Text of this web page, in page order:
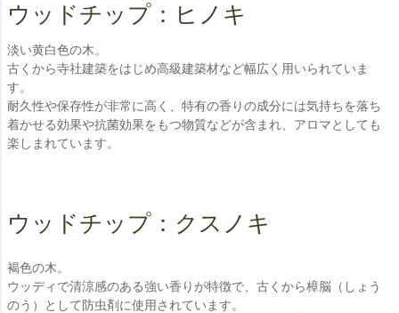
ウッドチップ：ヒノキ
淡い黄白色の木。
古くから寺社建築をはじめ高級建築材など幅広く用いられていま
す。
耐久性や保存性が非常に高く、特有の香りの成分には気持ちを落ち
着かせる効果や抗菌効果をもつ物質などが含まれ、アロマとしても
楽しまれています。
ウッドチップ：クスノキ
褐色の木。
ウッディで清涼感のある強い香りが特徴で、古くから樟脳（しょう
のう）として防虫剤に使用されています。